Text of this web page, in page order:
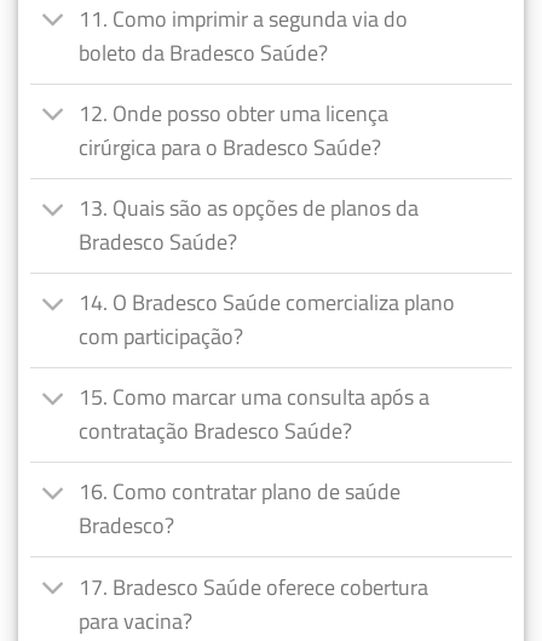
11. Como imprimir a segunda via do
boleto da Bradesco Saúde?
12. Onde posso obter uma licença
cirúrgica para o Bradesco Saúde?
13. Quais são as opções de planos da
Bradesco Saúde?
14. O Bradesco Saúde comercializa plano
com participação?
15. Como marcar uma consulta após a
contratação Bradesco Saúde?
16. Como contratar plano de saúde
Bradesco?
17. Bradesco Saúde oferece cobertura
para vacina?